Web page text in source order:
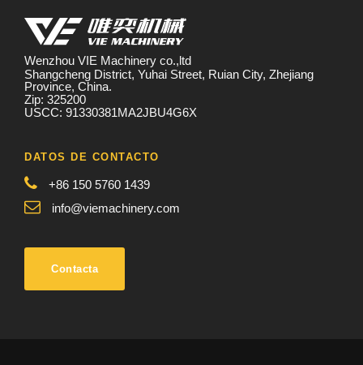
Wenzhou VIE Machinery co.,ltd
Shangcheng District, Yuhai Street, Ruian City, Zhejiang
Province, China.
Zip: 325200
USCC: 91330381MA2JBU4G6X
DATOS DE CONTACTO
+86 150 5760 1439
info@viemachinery.com
Contacta